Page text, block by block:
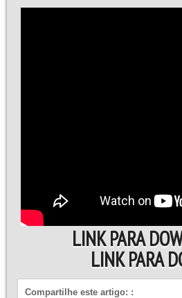
LINK PARA
LINK PARA
Compartilhe este artigo: :